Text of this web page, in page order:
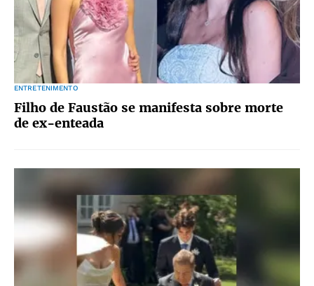
ENTRETENIMENTO
Filho de Faustão se manifesta sobre morte
de ex-enteada